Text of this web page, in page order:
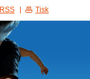
RSS Tisk